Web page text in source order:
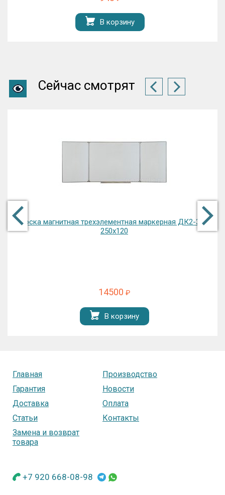
В корзину
Сейчас смотрят
Доска магнитная трехэлементная маркерная ДК2-37 Б
250х120
14500 ₽
В корзину
+7 920 668-08-98
Главная
Производство
Гарантия
Новости
Доставка
Оплата
Статьи
Контакты
Замена и возврат
товара